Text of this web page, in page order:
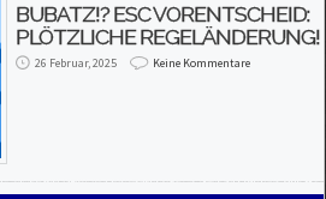
BUBATZ!? ESC VORENTSCHEID:
PLÖTZLICHE REGELÄNDERUNG!
26 Februar, 2025 Keine Kommentare